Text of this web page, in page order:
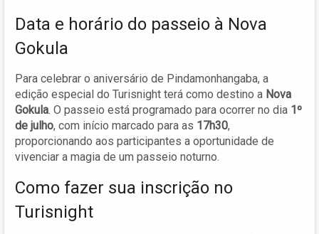
Data e horário do passeio à Nova
Gokula
Para celebrar o aniversário de Pindamonhangaba, a
edição especial do Turisnight terá como destino a Nova
Gokula. O passeio está programado para ocorrer no dia 1º
de julho, com início marcado para as 17h30,
proporcionando aos participantes a oportunidade de
vivenciar a magia de um passeio noturno.
Como fazer sua inscrição no
Turisnight